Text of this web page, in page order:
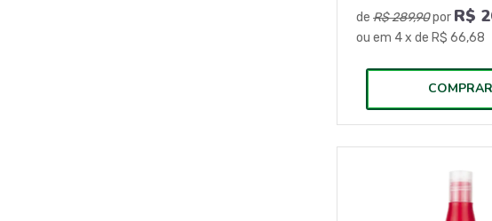
deR$ 289,90por R$
ou em 4x de R$ 66,68
COMPRAR